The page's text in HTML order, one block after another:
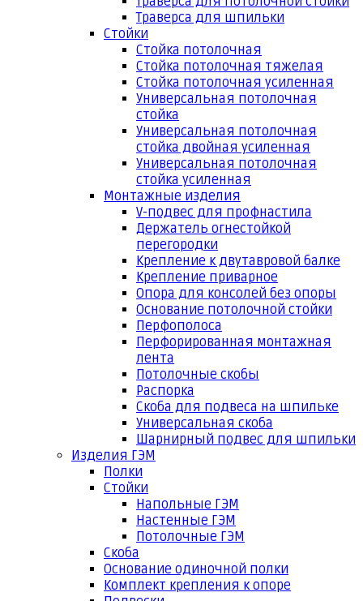
Траверса для шпильки
Стойки
Стойка потолочная
Стойка потолочная тяжелая
Стойка потолочная усиленная
Универсальная потолочная
стойка
Универсальная потолочная
стойка двойная усиленная
Универсальная потолочная
стойка усиленная
Монтажные изделия
V-подвес для профнастила
Держатель огнестойкой
перегородки
Крепление к двутавровой балке
Крепление приварное
Опора для консолей без опоры
Основание потолочной стойки
Перфополоса
Перфорированная монтажная
лента
Потолочные скобы
Распорка
Скоба для подвеса на шпильке
Универсальная скоба
Шарнирный подвес для шпильки
Изделия ГЭМ
Полки
Стойки
Напольные ГЭМ
Настенные ГЭМ
Потолочные ГЭМ
Скоба
Основание одиночной полки
Комплект крепления к опоре